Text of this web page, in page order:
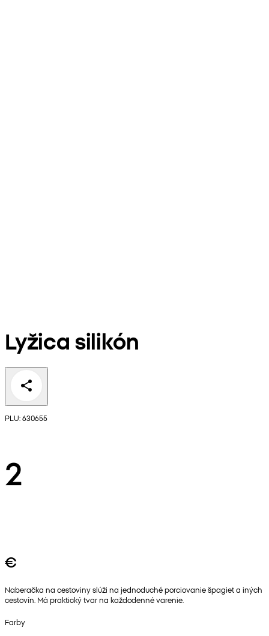
Lyžica silikón
PLU: 630655
2
€
Naberačka na cestoviny slúži na jednoduché porciovanie špagiet a iných
cestovín. Má praktický tvar na každodenné varenie.
Farby